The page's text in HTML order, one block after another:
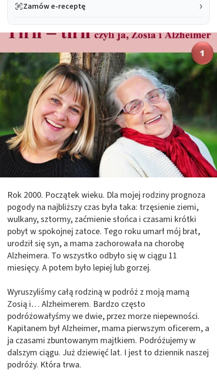
Zamów e-receptę
Rok 2000. Początek wieku. Dla mojej rodziny prognoza
pogody na najbliższy czas była taka: trzęsienie ziemi,
wulkany, sztormy, zaćmienie słońca i czasami krótki
pobyt w spokojnej zatoce. Tego roku umarł mój brat,
urodził się syn, a mama zachorowała na chorobę
Alzheimera. To wszystko odbyło się w ciągu 11
miesięcy. A potem było lepiej lub gorzej.
Wyruszyliśmy całą rodziną w podróż z moją mamą
Zosią i… Alzheimerem. Bardzo często
podróżowałyśmy we dwie, przez morze niepewności.
Kapitanem był Alzheimer, mama pierwszym oficerem, a
ja czasami zbuntowanym majtkiem. Podróżujemy w
dalszym ciągu. Już dziewięć lat. I jest to dziennik naszej
podróży. Która trwa.